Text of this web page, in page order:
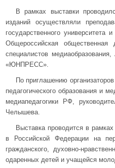
В рамках выставки
изданий осуществляли
государственного
Общероссийская общественная
специалистов
«ЮНПРЕСС».
По приглашению
педагогического образования и
медиапедагогики РФ,
Челышева.
Выставка проводится в
в Российской Федерации на
гражданского, духовно-
одаренных детей и учащейся